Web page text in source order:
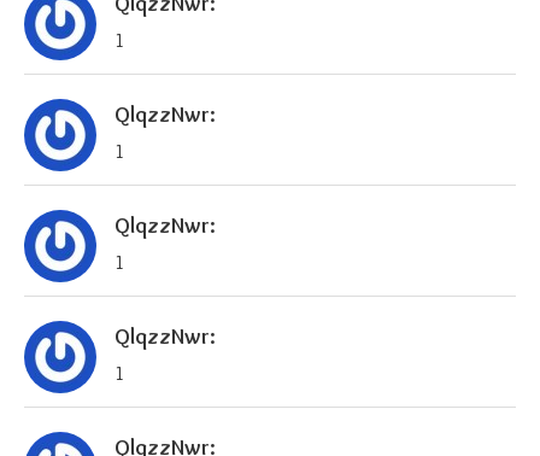
1
QlqzzNwr:
1
QlqzzNwr:
1
QlqzzNwr:
1
QlqzzNwr: